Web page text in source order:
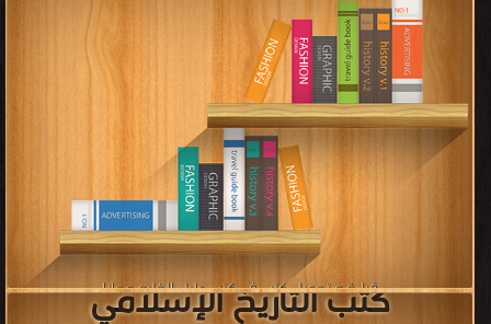
«
1
2
3
4
»
»»